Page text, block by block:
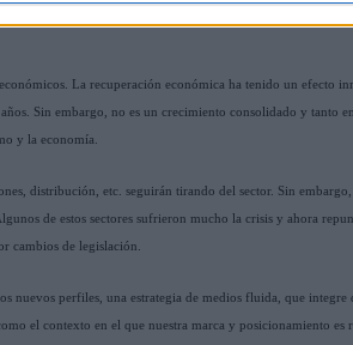
La recuperación económica ha tenido un efecto
Sin embargo, no es un crecimiento consolidado y tanto
y la economía.
distribución, etc. seguirán tirando del sector. Sin
de estos sectores sufrieron mucho la crisis y ahora
cambios de legislación.
nuevos perfiles, una estrategia de medios fluida, que
el contexto en el que nuestra marca y posicionamiento